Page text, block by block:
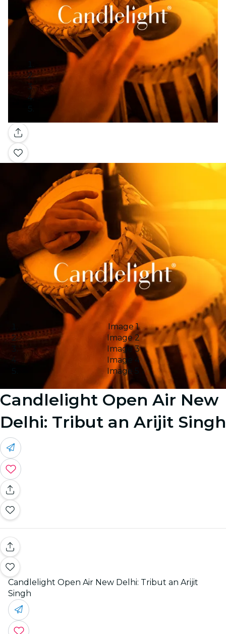
Galerie
Image 1
Image 2
Image 3
Image 4
Image 5
Candlelight Open Air New
Delhi: Tribut an Arijit Singh
Candlelight Open Air New Delhi: Tribut an Arijit
Singh